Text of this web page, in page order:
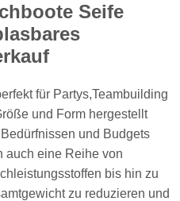
Seife
für Partys,Teambuilding
und Form hergestellt
und Budgets
auch eine Reihe von
bis hin zu
zu reduzieren und